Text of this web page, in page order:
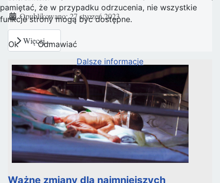
Szczegóły
Opublikowano: 27 styczeń 2023
Więcej…
Ważne zmiany dla najmniejszych
pamiętać, że w przypadku odrzucenia, nie wszystkie
funkcje strony mogą być dostępne.
Ok
Odmawiać
Dalsze informacje